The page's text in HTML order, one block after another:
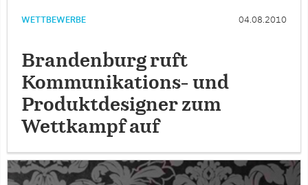
WETTBEWERBE 04.08.2010
Brandenburg ruft
Kommunikations- und
Produktdesigner zum
Wettkampf auf